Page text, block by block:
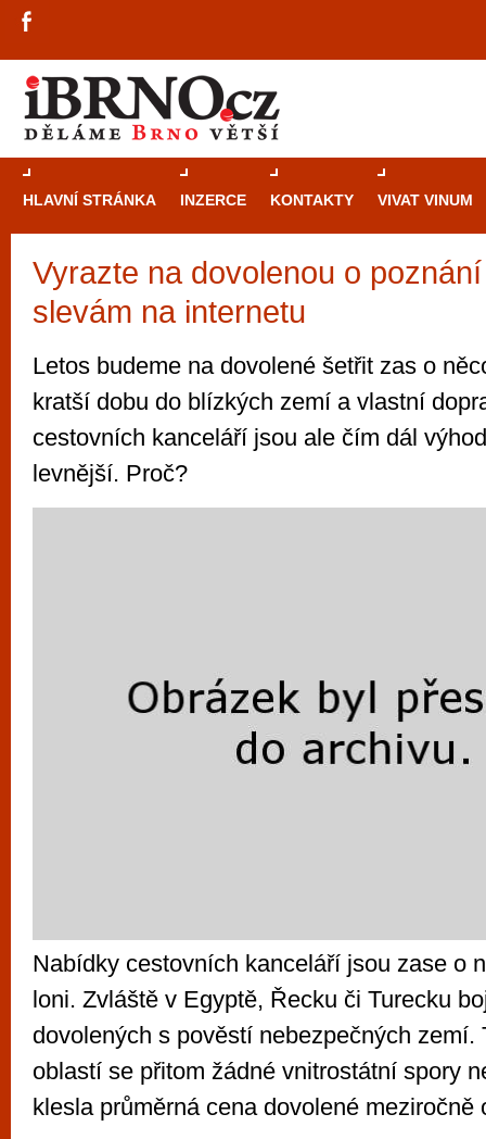
HLAVNÍ STRÁNKA INZERCE KONTAKTY VIVAT VINUM
Vyrazte na dovolenou o
slevám na internetu
Letos budeme na dovolené šetřit zas o
kratší dobu do blízkých zemí a vlastní
cestovních kanceláří jsou ale čím dál
levnější. Proč?
Nabídky cestovních kanceláří jsou zase o
loni. Zvláště v Egyptě, Řecku či Turecku
dovolených s pověstí nebezpečných zemí.
oblastí se přitom žádné vnitrostátní spory
klesla průměrná cena dovolené meziročně
Průvodce
Brno je
zajímavé
restaurace,
Mimo jiné je ale také místem, kde si
vyzkoušet různé kasinové hry. V